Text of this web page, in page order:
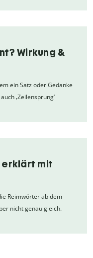
Wirkung &
ein Satz oder Gedanke
‚Zeilensprung‘
erklärt mit
Reimwörter ab dem
nicht genau gleich.